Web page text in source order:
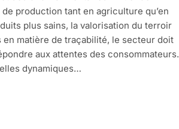
production tant en agriculture qu’en
plus sains, la valorisation du terroir
matière de traçabilité, le secteur doit
aux attentes des consommateurs.
dynamiques…